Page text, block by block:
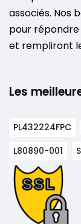
associés. Nos
pour
et rempliront
Les
PL432224FPC
L80890-001